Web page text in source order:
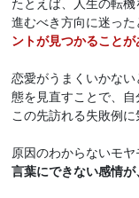
進むべき方向に迷っ
ントが見つかることが
恋愛がうまくいかな
態を見直すことで、自
この先訪れる失敗例に
原因のわからないモヤ
言葉にできない感情が